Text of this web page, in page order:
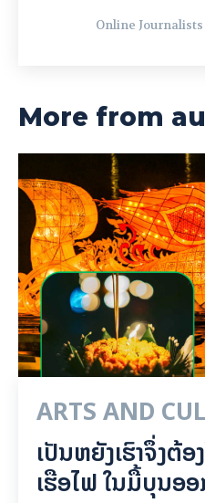
Online
More from
ARTS AND
ເປັນ​ຫຍັງ​ເຮົາ​ຈຶ່ງ​ຕ້
ເຮືອ​ໄຟ ໃນ​ມື້​​ບຸນ​ອ